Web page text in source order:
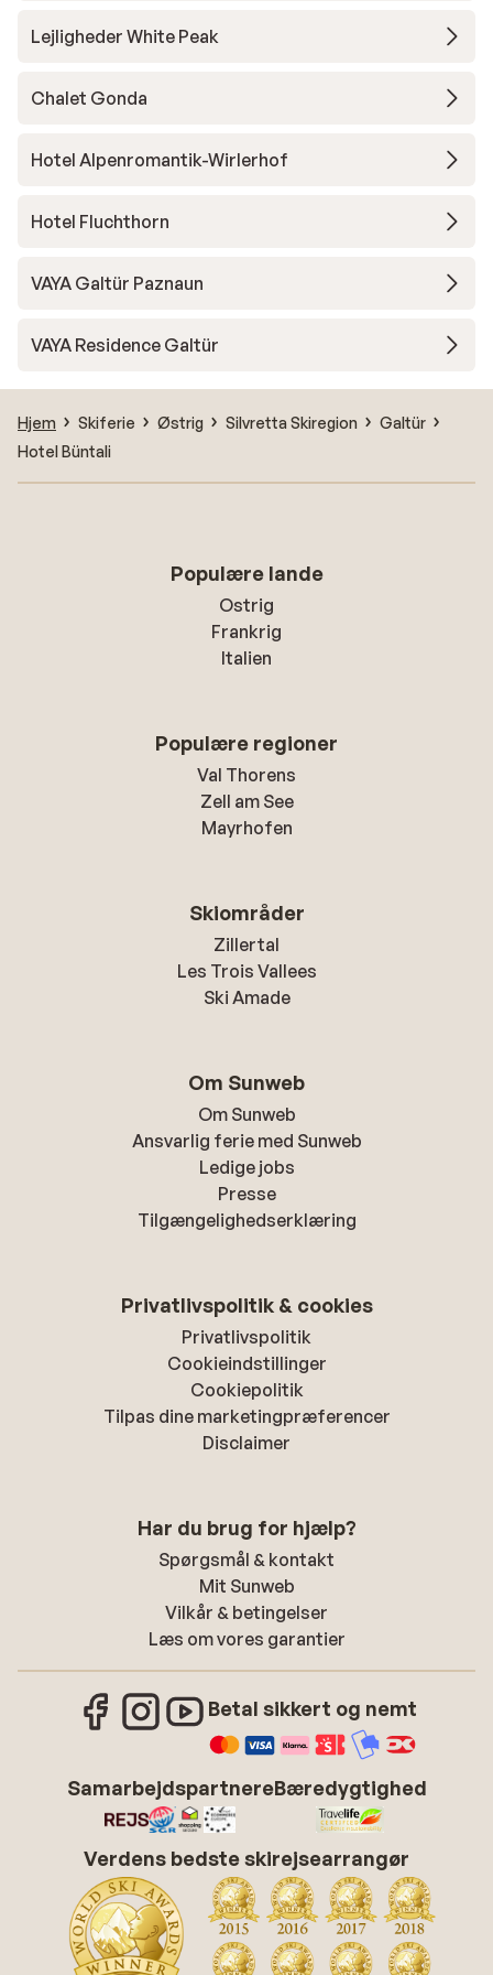
Lejligheder White Peak
Chalet Gonda
Hotel Alpenromantik-Wirlerhof
Hotel Fluchthorn
VAYA Galtür Paznaun
VAYA Residence Galtür
Hjem Skiferie Østrig Silvretta Skiregion
Galtür
Hotel Büntali
Populære lande
Ostrig
Frankrig
Italien
Populære regioner
Val Thorens
Zell am See
Mayrhofen
Skiområder
Zillertal
Les Trois Vallees
Ski Amade
Om Sunweb
Om Sunweb
Ansvarlig ferie med Sunweb
Ledige jobs
Presse
Tilgængelighedserklæring
Privatlivspolitik & cookies
Privatlivspolitik
Cookieindstillinger
Cookiepolitik
Tilpas dine marketingpræferencer
Disclaimer
Har du brug for hjælp?
Spørgsmål & kontakt
Mit Sunweb
Vilkår & betingelser
Læs om vores garantier
Betal sikkert og nemt
SamarbejdspartnereBæredygtighed
Verdens bedste skirejsearrangør